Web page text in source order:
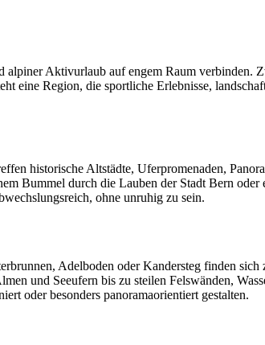
Aktivurlaub auf engem Raum verbinden.
eine Region, die sportliche Erlebnisse,
historische Altstädte, Uferpromenaden,
Bummel durch die Lauben der Stadt Bern oder
ohne unruhig zu sein.
Adelboden oder Kandersteg finden
und Seeufern bis zu steilen Felswänden,
oder besonders panoramaorientiert gestalten.